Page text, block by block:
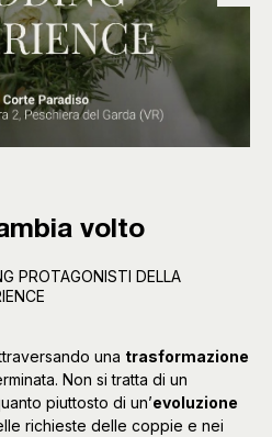
volto
PROTAGONISTI DELLA
una trasformazione
Non si tratta di un
piuttosto di un’evoluzione
richieste delle coppie e nei